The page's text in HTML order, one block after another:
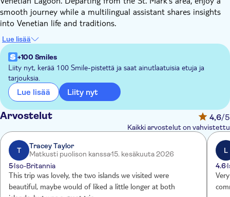
smooth journey while a multilingual assistant shares insights
into Venetian life and traditions.
After approximately 30 minutes, you'll arrive in Murano and
visit a glass factory to watch a live glassblowing demonstration
by a master glassmaker, explained in five languages.
You'll then continue to Burano, famous for its colourful houses.
Enjoy free time on the island to explore independently, admire
traditional lace craftsmanship, or taste the island's renowned
bussolai biscuits.
Lue lisää
+100 Smiles
Liity nyt, kerää 100 Smile-pistettä ja saat ainutlaatuisia etuja ja
tarjouksia.
Lue lisää Liity nyt
Arvostelut 4,6/5
Kaikki arvostelut on vahvistettu
T
Tracey Taylor
Matkusti puolison kanssa15. kesäkuuta 2026
5Iso-Britannia
This trip was lovely, the two islands we visited were
beautiful, maybe would of liked a little longer at both
L
4.6